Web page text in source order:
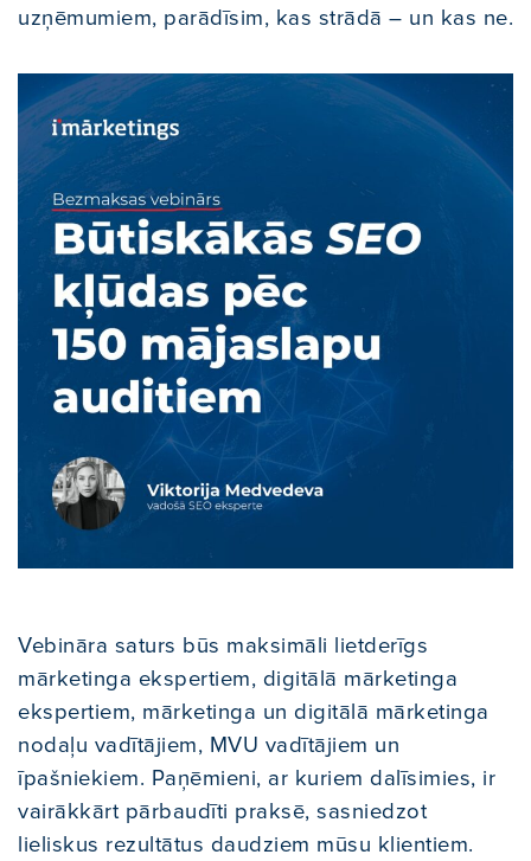
uzņēmumiem, parādīsim, kas strādā – un kas ne.
Vebināra saturs būs maksimāli lietderīgs
mārketinga ekspertiem, digitālā mārketinga
ekspertiem, mārketinga un digitālā mārketinga
nodaļu vadītājiem, MVU vadītājiem un
īpašniekiem. Paņēmieni, ar kuriem dalīsimies, ir
vairākkārt pārbaudīti praksē, sasniedzot
lieliskus rezultātus daudziem mūsu klientiem.